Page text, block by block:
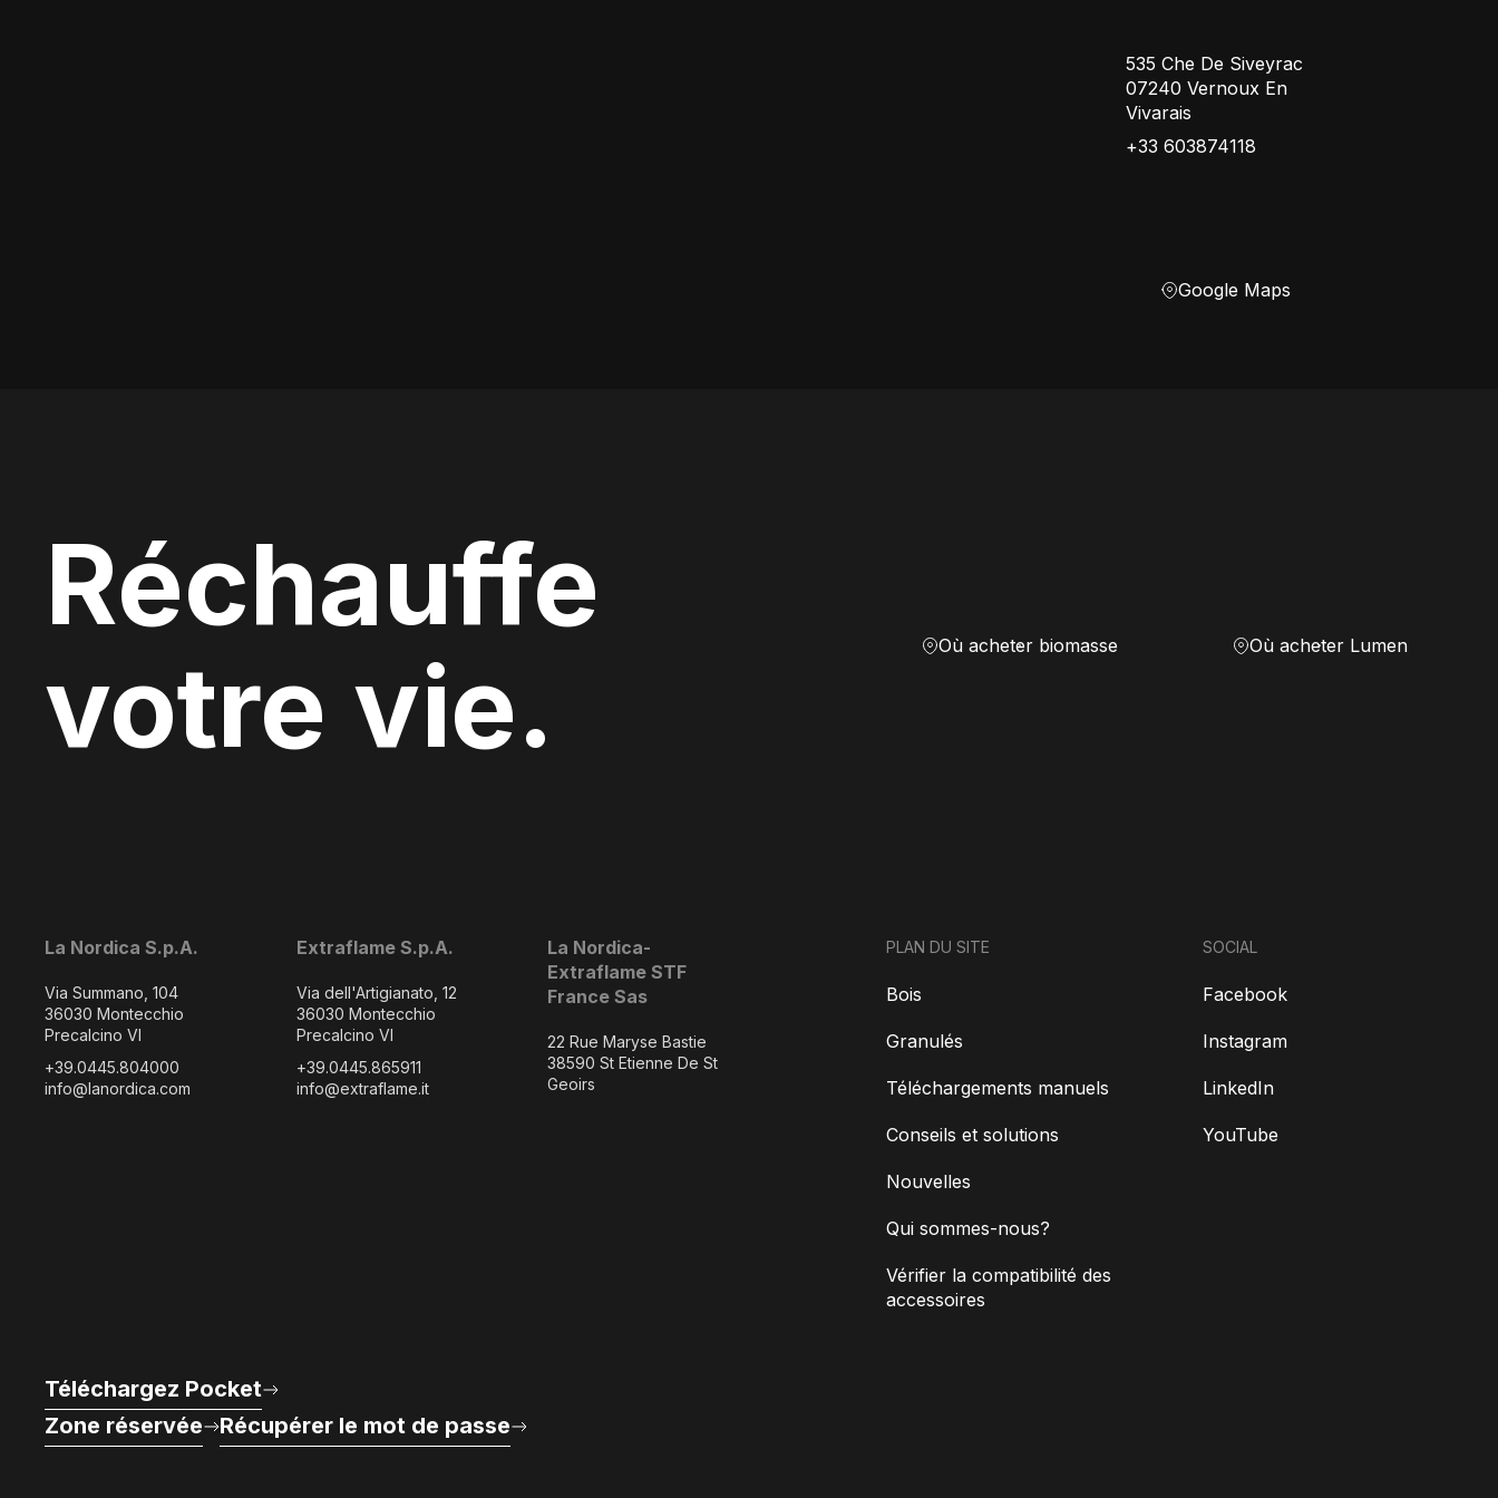
535 Che De Siveyrac
07240 Vernoux En
Vivarais
+33 603874118
Google Maps
Réchauffe
votre vie.
Où acheter biomasse Où acheter Lumen
La Nordica S.p.A.
Via Summano, 104
36030 Montecchio
Precalcino VI
+39.0445.804000
info@lanordica.com
Extraflame S.p.A.
Via dell'Artigianato, 12
36030 Montecchio
Precalcino VI
+39.0445.865911
info@extraflame.it
La Nordica-
Extraflame STF
France Sas
22 Rue Maryse Bastie
38590 St Etienne De St
Geoirs
Téléchargez Pocket
Zone réservée
Récupérer le mot de passe
PLAN DU SITE
Bois
Granulés
Téléchargements manuels
Conseils et solutions
Nouvelles
Qui sommes-nous?
Vérifier la compatibilité des
accessoires
SOCIAL
Facebook
Instagram
LinkedIn
YouTube